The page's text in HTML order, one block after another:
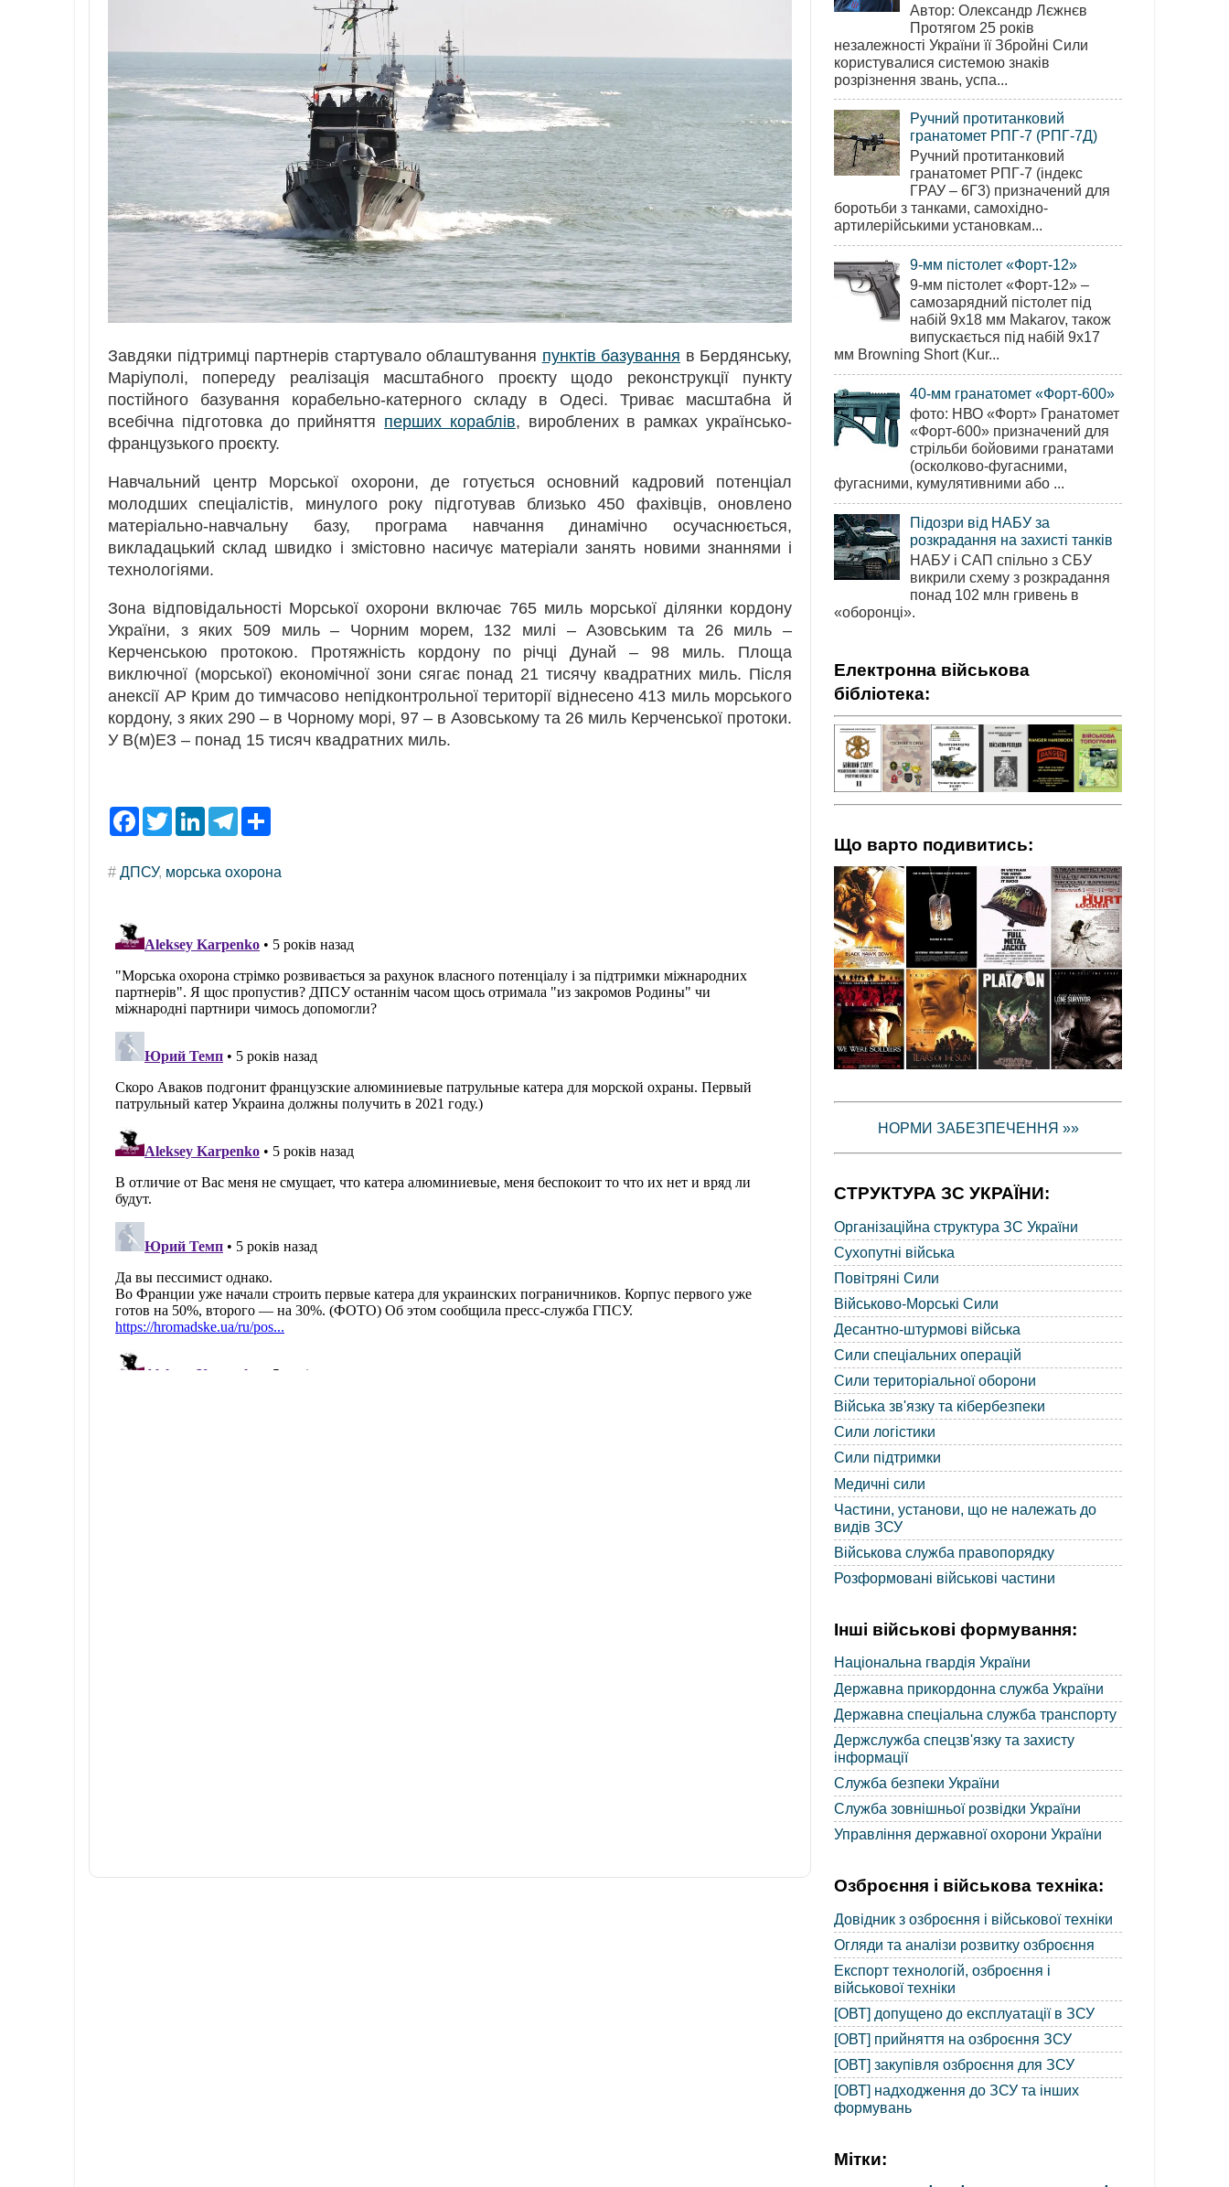
Завдяки підтримці партнерів стартувало облаштування пунктів базування в Бердянську,
Маріуполі, попереду реалізація масштабного проєкту щодо реконструкції пункту
постійного базування корабельно-катерного складу в Одесі. Триває масштабна й
всебічна підготовка до прийняття перших кораблів, вироблених в рамках українсько-
французького проєкту.
Навчальний центр Морської охорони, де готується основний кадровий потенціал
молодших спеціалістів, минулого року підготував близько 450 фахівців, оновлено
матеріально-навчальну базу, програма навчання динамічно осучаснюється,
викладацький склад швидко і змістовно насичує матеріали занять новими знаннями і
технологіями.
Зона відповідальності Морської охорони включає 765 миль морської ділянки кордону
України, з яких 509 миль – Чорним морем, 132 милі – Азовським та 26 миль –
Керченською протокою. Протяжність кордону по річці Дунай – 98 миль. Площа
виключної (морської) економічної зони сягає понад 21 тисячу квадратних миль. Після
анексії АР Крим до тимчасово непідконтрольної території віднесено 413 миль морського
кордону, з яких 290 – в Чорному морі, 97 – в Азовському та 26 миль Керченської протоки.
У В(м)ЕЗ – понад 15 тисяч квадратних миль.
F
a
b
T
w
t
L
e
T
g
e
# ДПСУ, морська охорона
Автор: Олександр Лєжнєв
Протягом 25 років
незалежності України її Збройні Сили
користувалися системою знаків
розрізнення звань, успа...
Ручний протитанковий
гранатомет РПГ-7 (РПГ-7Д)
Ручний протитанковий
гранатомет РПГ-7 (індекс
ГРАУ – 6Г3) призначений для
боротьби з танками, самохідно-
артилерійськими установкам...
9-мм пістолет «Форт-12»
9-мм пістолет «Форт-12» –
самозарядний пістолет під
набій 9х18 мм Makarov, також
випускається під набій 9х17
мм Browning Short (Kur...
40-мм гранатомет «Форт-600»
фото: НВО «Форт» Гранатомет
«Форт-600» призначений для
стрільби бойовими гранатами
(осколково-фугасними,
фугасними, кумулятивними або ...
Підозри від НАБУ за
розкрадання на захисті танків
НАБУ і САП спільно з СБУ
викрили схему з розкрадання
понад 102 млн гривень в
«оборонці».
Електронна військова
бібліотека:
Що варто подивитись:
НОРМИ ЗАБЕЗПЕЧЕННЯ »»
СТРУКТУРА ЗС УКРАЇНИ:
Організаційна структура ЗС України
Сухопутні війська
Повітряні Сили
Військово-Морські Сили
Десантно-штурмові війська
Сили спеціальних операцій
Сили територіальної оборони
Війська зв'язку та кібербезпеки
Сили логістики
Сили підтримки
Медичні сили
Частини, установи, що не належать до
видів ЗСУ
Військова служба правопорядку
Розформовані військові частини
Інші військові формування:
Національна гвардія України
Державна прикордонна служба України
Державна спеціальна служба транспорту
Держслужба спецзв'язку та захисту
інформації
Служба безпеки України
Служба зовнішньої розвідки України
Управління державної охорони України
Озброєння і військова техніка:
Довідник з озброєння і військової техніки
Огляди та аналізи розвитку озброєння
Експорт технологій, озброєння і
військової техніки
[ОВТ] допущено до експлуатації в ЗСУ
[ОВТ] прийняття на озброєння ЗСУ
[ОВТ] закупівля озброєння для ЗСУ
[ОВТ] надходження до ЗСУ та інших
формувань
Мітки: